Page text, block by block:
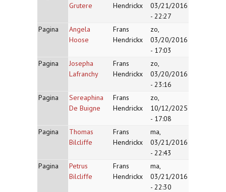
Grutere
Hendrickx
03/21/2016
- 22:27
Pagina
Angela
Hoose
Frans
Hendrickx
zo,
03/20/2016
- 17:03
Pagina
Josepha
Lafranchy
Frans
Hendrickx
zo,
03/20/2016
- 23:16
Pagina
Sereaphina
De Buigne
Frans
Hendrickx
zo,
10/12/2025
- 17:08
Pagina
Thomas
Bilcliffe
Frans
Hendrickx
ma,
03/21/2016
- 22:43
Pagina
Petrus
Bilcliffe
Frans
Hendrickx
ma,
03/21/2016
- 22:30